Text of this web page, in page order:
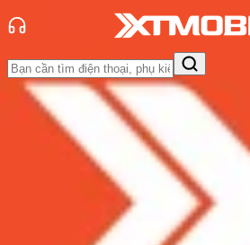
Trang chủ
Tin tức
Đánh Giá - Trên Tay
Đánh Giá - Trên TaySo
Hỏi đáp App - Game
hàng - Sự kiện